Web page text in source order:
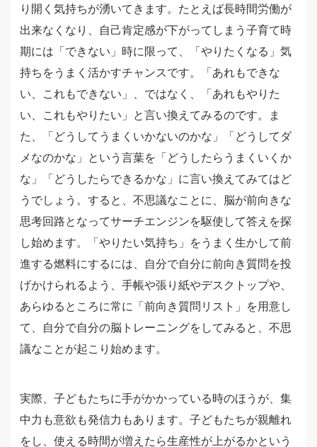
り開く気持ちが湧いてきます。たとえば長時間労働が
出来なくなり、自己肯定感が下がってしまう子育て時
期には「できない」時に限って、「やりたくなる」気
持ちをうまく活かすチャンスです。「あれもできな
い、これもできない」、ではなく、「あれもやりた
い、これもやりたい」と言い換えてみるのです。ま
た、「どうしてうまくいかないのかな」「どうしてダ
メなのかな」という言葉を「どうしたらうまくいくか
な」「どうしたらできるかな」に言い換えてみてはど
うでしょう。すると、不思議なことに、脳が前向きな
思考回路となってサーチエンジンを駆使して答えを探
し始めます。「やりたい気持ち」をうまく生かして前
進する燃料にするには、自分で自分に前向き質問を投
げかけられるよう、手帳や張り紙やデスクトップや、
あらゆるところに常に「前向き質問リスト」を用意し
て、自分で自分の脳トレーニングをしてみると、不思
議なことが起こり始めます。
実際、子どもたちに手がかかっている時のほうが、集
中力も意欲も発信力もあります。子どもたちが親離れ
をし、使える時間が増えたら生産性が上がるかという